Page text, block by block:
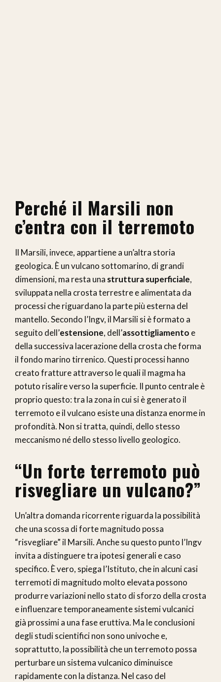
Perché il Marsili non
c’entra con il terremoto
Il Marsili, invece, appartiene a un’altra storia
geologica. È un vulcano sottomarino, di grandi
dimensioni, ma resta una struttura superficiale,
sviluppata nella crosta terrestre e alimentata da
processi che riguardano la parte più esterna del
mantello. Secondo l’Ingv, il Marsili si è formato a
seguito dell’estensione, dell’assottigliamento e
della successiva lacerazione della crosta che forma
il fondo marino tirrenico. Questi processi hanno
creato fratture attraverso le quali il magma ha
potuto risalire verso la superficie. Il punto centrale è
proprio questo: tra la zona in cui si è generato il
terremoto e il vulcano esiste una distanza enorme in
profondità. Non si tratta, quindi, dello stesso
meccanismo né dello stesso livello geologico.
“Un forte terremoto può
risvegliare un vulcano?”
Un’altra domanda ricorrente riguarda la possibilità
che una scossa di forte magnitudo possa
“risvegliare” il Marsili. Anche su questo punto l’Ingv
invita a distinguere tra ipotesi generali e caso
specifico. È vero, spiega l’Istituto, che in alcuni casi
terremoti di magnitudo molto elevata possono
produrre variazioni nello stato di sforzo della crosta
e influenzare temporaneamente sistemi vulcanici
già prossimi a una fase eruttiva. Ma le conclusioni
degli studi scientifici non sono univoche e,
soprattutto, la possibilità che un terremoto possa
perturbare un sistema vulcanico diminuisce
rapidamente con la distanza. Nel caso del